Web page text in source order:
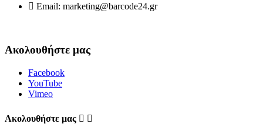
 Email: marketing@barcode24.gr
Ακολουθήστε μας
Facebook
YouTube
Vimeo
Aκολουθήστε μας  